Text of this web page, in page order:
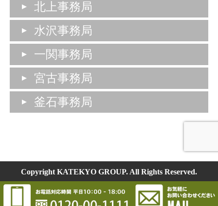
北上事務局
水沢事務局
一関事務局
宮古事務局
釜石事務局
Copyright KATEKYO GROUP. All Rights Reserved.